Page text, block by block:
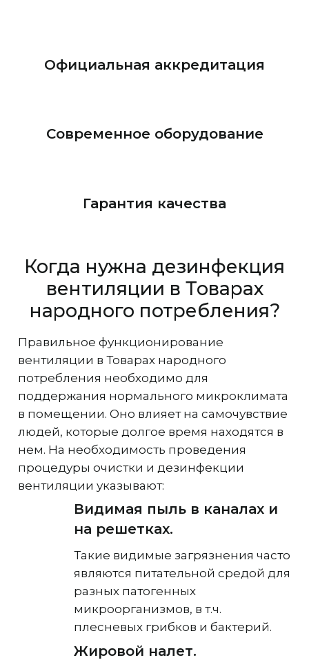
Официальная аккредитация
Современное оборудование
Гарантия качества
Когда нужна дезинфекция
вентиляции в Товарах
народного потребления?
Правильное функционирование
вентиляции в Товарах народного
потребления необходимо для
поддержания нормального микроклимата
в помещении. Оно влияет на самочувствие
людей, которые долгое время находятся в
нем. На необходимость проведения
процедуры очистки и дезинфекции
вентиляции указывают:
Видимая пыль в каналах и
на решетках.
Такие видимые загрязнения часто
являются питательной средой для
разных патогенных
микроорганизмов, в т.ч.
плесневых грибков и бактерий.
Жировой налет.